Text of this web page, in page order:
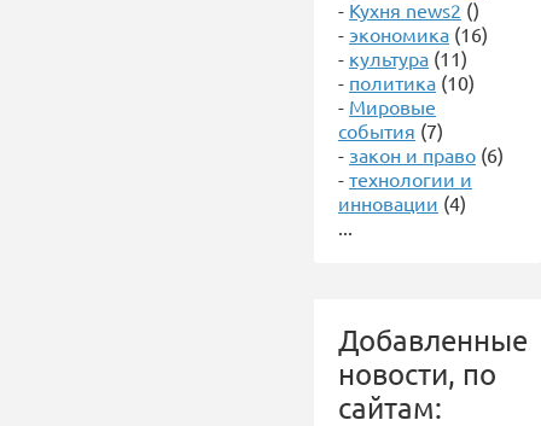
- Кухня news2 ()
- экономика (16)
- культура (11)
- политика (10)
- Мировые
события (7)
- закон и право (6)
- технологии и
инновации (4)
...
Добавленные
новости, по
сайтам: